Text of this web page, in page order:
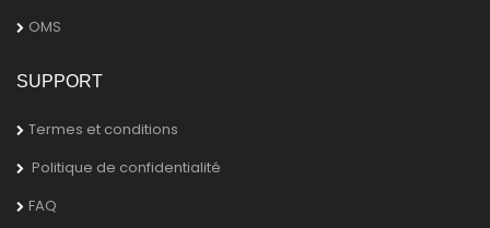
OMS
SUPPORT
Termes et conditions
Politique de confidentialité
FAQ